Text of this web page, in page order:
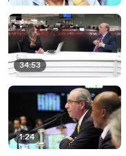
34:53
1:24